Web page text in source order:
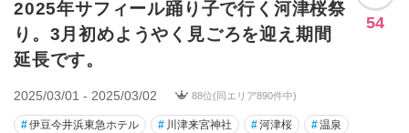
2025年サフィール踊り子で行く河津桜祭
り。3月初めようやく見ごろを迎え期間
延長です。
54
2025/03/01 - 2025/03/02 88位(同エリア890件中)
#伊豆今井浜東急ホテル # 川津来宮神社 #河津桜 #温泉